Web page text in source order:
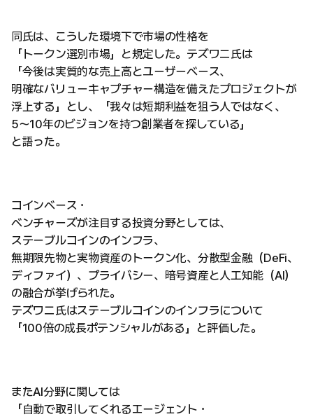
同氏は、こうした環境下で市場の性格を
「トークン選別市場」と規定した。テズワニ氏は
「今後は実質的な売上高とユーザーベース、
明確なバリューキャプチャー構造を備えたプロジェクトが
浮上する」とし、「我々は短期利益を狙う人ではなく、
5〜10年のビジョンを持つ創業者を探している」
と語った。
コインベース・
ベンチャーズが注目する投資分野としては、
ステーブルコインのインフラ、
無期限先物と実物資産のトークン化、分散型金融（DeFi、
ディファイ）、プライバシー、暗号資産と人工知能（AI）
の融合が挙げられた。
テズワニ氏はステーブルコインのインフラについて
「100倍の成長ポテンシャルがある」と評価した。
またAI分野に関しては
「自動で取引してくれるエージェント・